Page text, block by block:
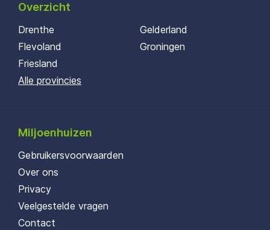
Overzicht
Drenthe
Flevoland
Friesland
Gelderland
Groningen
Alle provincies
Miljoenhuizen
Gebruikersvoorwaarden
Over ons
Privacy
Veelgestelde vragen
Contact